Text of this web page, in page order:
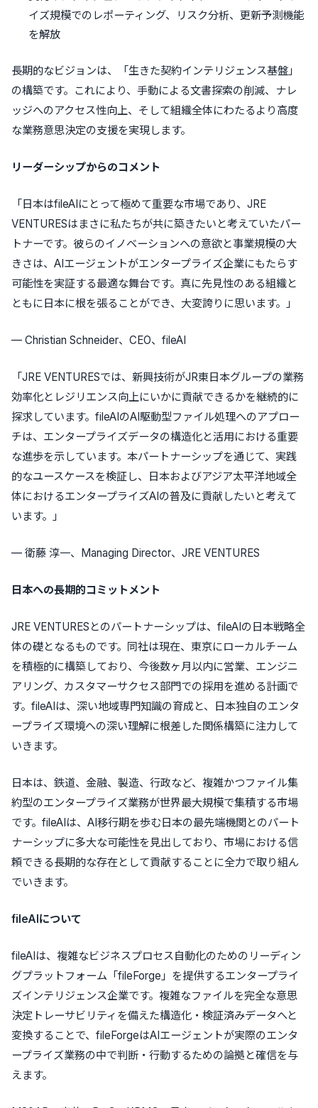
イズ規模でのレポーティング、リスク分析、更新予測機能
を解放
長期的なビジョンは、「生きた契約インテリジェンス基盤」
の構築です。これにより、手動による文書探索の削減、ナレ
ッジへのアクセス性向上、そして組織全体にわたるより高度
な業務意思決定の支援を実現します。
リーダーシップからのコメント
「日本はfileAIにとって極めて重要な市場であり、JRE
VENTURESはまさに私たちが共に築きたいと考えていたパー
トナーです。彼らのイノベーションへの意欲と事業規模の大
きさは、AIエージェントがエンタープライズ企業にもたらす
可能性を実証する最適な舞台です。真に先見性のある組織と
ともに日本に根を張ることができ、大変誇りに思います。」
— Christian Schneider、CEO、fileAI
「JRE VENTURESでは、新興技術がJR東日本グループの業務
効率化とレジリエンス向上にいかに貢献できるかを継続的に
探求しています。fileAIのAI駆動型ファイル処理へのアプロー
チは、エンタープライズデータの構造化と活用における重要
な進歩を示しています。本パートナーシップを通じて、実践
的なユースケースを検証し、日本およびアジア太平洋地域全
体におけるエンタープライズAIの普及に貢献したいと考えて
います。」
— 衛藤 淳一、Managing Director、JRE VENTURES
日本への長期的コミットメント
JRE VENTURESとのパートナーシップは、fileAIの日本戦略全
体の礎となるものです。同社は現在、東京にローカルチーム
を積極的に構築しており、今後数ヶ月以内に営業、エンジニ
アリング、カスタマーサクセス部門での採用を進める計画で
す。fileAIは、深い地域専門知識の育成と、日本独自のエンタ
ープライズ環境への深い理解に根差した関係構築に注力して
いきます。
日本は、鉄道、金融、製造、行政など、複雑かつファイル集
約型のエンタープライズ業務が世界最大規模で集積する市場
です。fileAIは、AI移行期を歩む日本の最先端機関とのパート
ナーシップに多大な可能性を見出しており、市場における信
頼できる長期的な存在として貢献することに全力で取り組ん
でいきます。
fileAIについて
fileAIは、複雑なビジネスプロセス自動化のためのリーディン
グプラットフォーム「fileForge」を提供するエンタープライ
ズインテリジェンス企業です。複雑なファイルを完全な意思
決定トレーサビリティを備えた構造化・検証済みデータへと
変換することで、fileForgeはAIエージェントが実際のエンタ
ープライズ業務の中で判断・行動するための論拠と確信を与
えます。